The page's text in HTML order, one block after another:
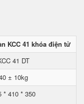
KCC 41 khóa điện tử
41 DT
± 10kg
* 410 * 350